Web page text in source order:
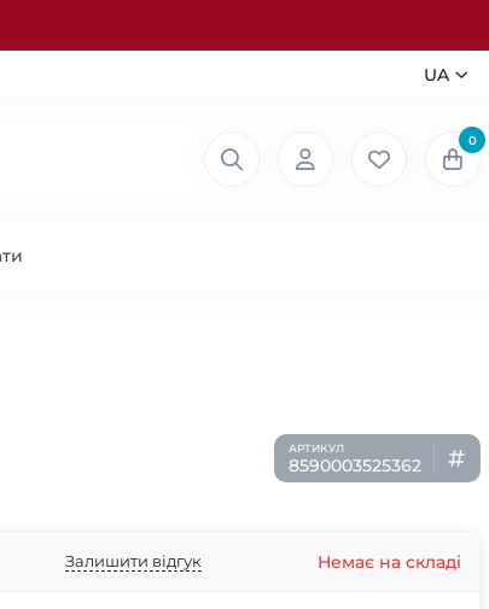
UA
0
8590003525362
Залишити відгук Немає на складі